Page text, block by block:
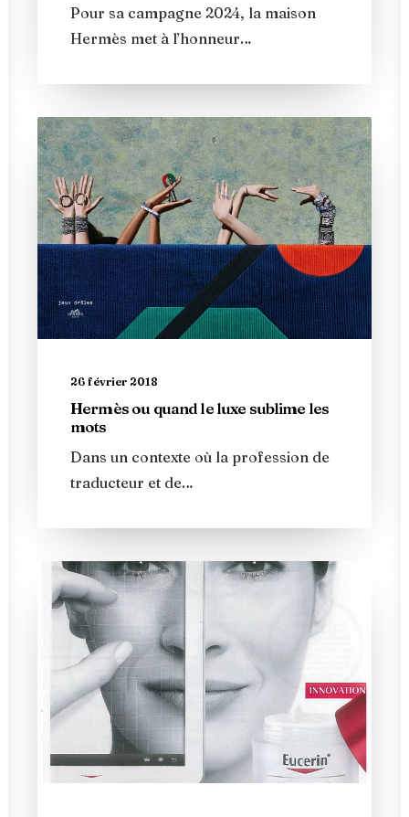
Pour sa campagne 2024, la maison
Hermès met à l’honneur…
26 février 2018
Hermès ou quand le luxe sublime les
mots
Dans un contexte où la profession de
traducteur et de…